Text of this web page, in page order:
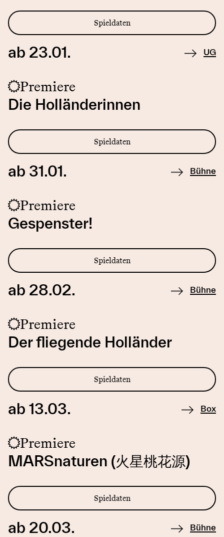
Spieldaten
ab 23.01. UG
Premiere
Die Holländerinnen
Spieldaten
ab 31.01. Bühne
Premiere
Gespenster!
Spieldaten
ab 28.02. Bühne
Premiere
Der fliegende Holländer
Spieldaten
ab 13.03. Box
Premiere
MARSnaturen (火星桃花源)
Spieldaten
ab 20.03. Bühne